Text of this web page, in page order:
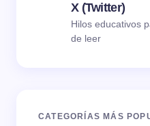
X (Twitter)
Hilos educativos
de leer
CATEGORÍAS MÁS